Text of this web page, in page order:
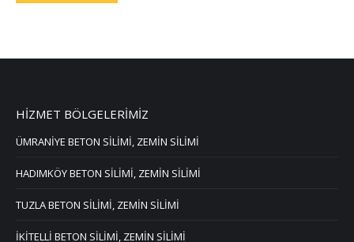
HİZMET BÖLGELERİMİZ
ÜMRANİYE BETON SİLİMİ, ZEMİN SİLİMİ
HADIMKÖY BETON SİLİMİ, ZEMİN SİLİMİ
TUZLA BETON SİLİMİ, ZEMİN SİLİMİ
İKİTELLİ BETON SİLİMİ, ZEMİN SİLİMİ